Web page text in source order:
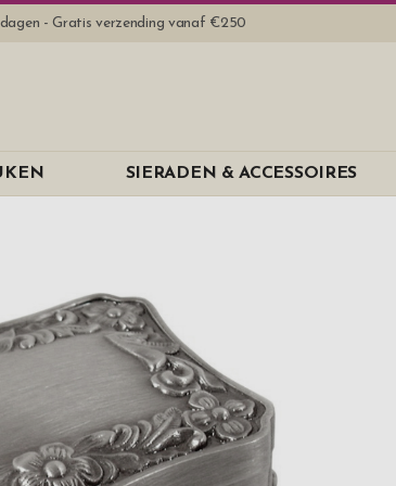
- Gratis verzending vanaf €250
SIERADEN & ACCESSOIRES